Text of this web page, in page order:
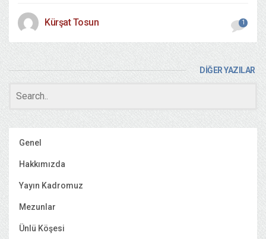
Kürşat Tosun 1
DİĞER YAZILAR
Genel
Hakkımızda
Yayın Kadromuz
Mezunlar
Ünlü Köşesi